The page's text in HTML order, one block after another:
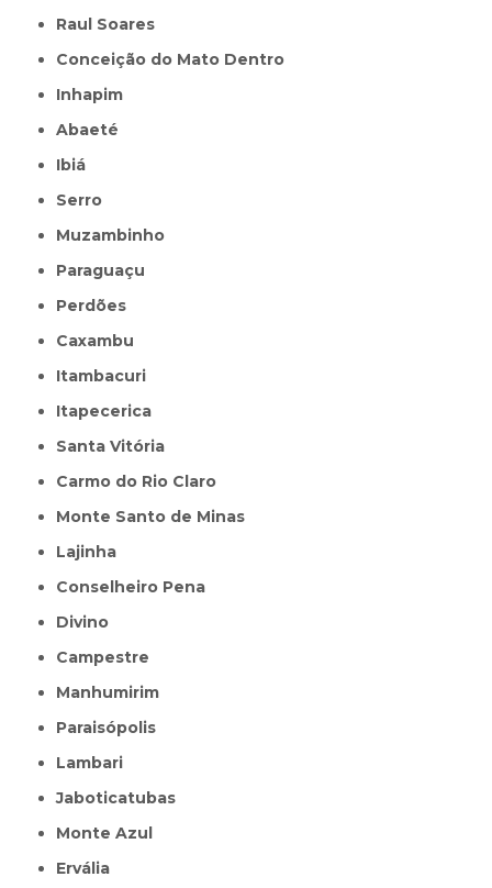
Raul Soares
Conceição do Mato Dentro
Inhapim
Abaeté
Ibiá
Serro
Muzambinho
Paraguaçu
Perdões
Caxambu
Itambacuri
Itapecerica
Santa Vitória
Carmo do Rio Claro
Monte Santo de Minas
Lajinha
Conselheiro Pena
Divino
Campestre
Manhumirim
Paraisópolis
Lambari
Jaboticatubas
Monte Azul
Ervália